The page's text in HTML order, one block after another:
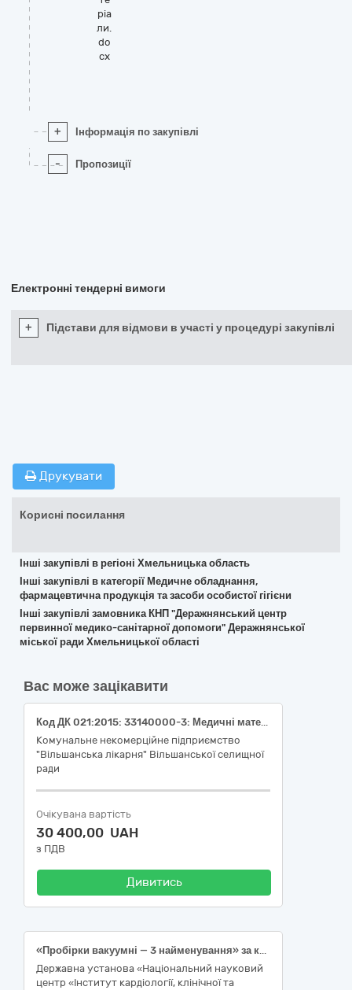
ріа
ли.
do
cx
+ Інформація по закупівлі
- Пропозиції
Електронні тендерні вимоги
+ Підстави для відмови в участі у процедурі закупівлі
Друкувати
Корисні посилання
Інші закупівлі в регіоні Хмельницька область
Інші закупівлі в категорії Медичне обладнання,
фармацевтична продукція та засоби особистої гігієни
Інші закупівлі замовника КНП "Деражнянський центр
первинної медико-санітарної допомоги" Деражнянської
міської ради Хмельницької області
Вас може зацікавити
Код ДК 021:2015: 33140000-3: Медичні матеріали (Бинт марлевий (100% бавовна) нестерильний, 7м х 14см, тип 17; Бинт марлевий (100% бавовна) стерильний, 5м х 10см тип 17; Бинт марлевий (100% бавовна) стерильний, 7м х 14см тип 17; Відріз марлевий медичний нестерильний 10м х 90см)
Комунальне некомерційне підприємство
"Вільшанська лікарня" Вільшанської селищної
ради
Очікувана вартість
30 400,00 UAH
з ПДВ
Дивитись
«Пробірки вакуумні — 3 найменування» за кодом ДК 021:2015: 33140000-3 — Медичні матеріали (код ДК 021:2015: 33141600-6 — Контейнери та пакети для забору матеріалу для аналізів, дренажі та комплекти)
Державна установа «Національний науковий
центр «Інститут кардіології, клінічної та